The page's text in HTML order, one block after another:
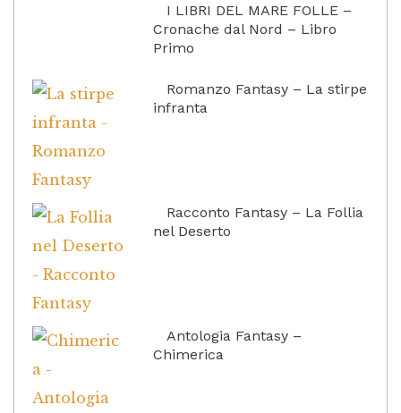
I LIBRI DEL MARE FOLLE –
Cronache dal Nord – Libro
Primo
Romanzo Fantasy – La stirpe
infranta
Racconto Fantasy – La Follia
nel Deserto
Antologia Fantasy –
Chimerica